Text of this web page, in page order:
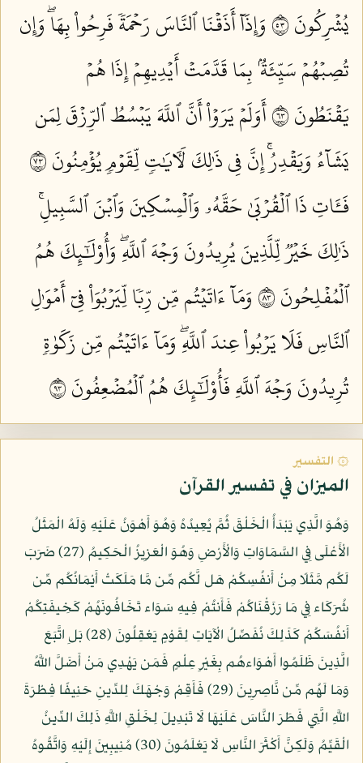
يُشۡرِكُونَ ٣٥
وَإِذَآ أَذَقۡنَا ٱلنَّاسَ رَحۡمَةٗ فَرِحُواْ بِهَاۖ وَإِن
تُصِبۡهُمۡ سَيِّئَةُۢ بِمَا قَدَّمَتۡ أَيۡدِيهِمۡ إِذَا هُمۡ
يَقۡنَطُونَ ٣٦
أَوَلَمۡ يَرَوۡاْ أَنَّ ٱللَّهَ يَبۡسُطُ ٱلرِّزۡقَ لِمَن
يَشَآءُ وَيَقۡدِرُۚ إِنَّ فِي ذَٰلِكَ لَأٓيَٰتٖ لِّقَوۡمٖ يُؤۡمِنُونَ ٣٧
فَـَٔاتِ ذَا ٱلۡقُرۡبَىٰ حَقَّهُۥ وَٱلۡمِسۡكِينَ وَٱبۡنَ ٱلسَّبِيلِۚ
ذَٰلِكَ خَيۡرٞ لِّلَّذِينَ يُرِيدُونَ وَجۡهَ ٱللَّهِۖ وَأُوْلَٰٓئِكَ هُمُ
ٱلۡمُفۡلِحُونَ ٣٨
وَمَآ ءَاتَيۡتُم مِّن رِّبٗا لِّيَرۡبُوَاْ فِيٓ أَمۡوَٰلِ
ٱلنَّاسِ فَلَا يَرۡبُواْ عِندَ ٱللَّهِۖ وَمَآ ءَاتَيۡتُم مِّن زَكَوٰةٖ
تُرِيدُونَ وَجۡهَ ٱللَّهِ فَأُوْلَٰٓئِكَ هُمُ ٱلۡمُضۡعِفُونَ ٣٩
۞ التفسير
الميزان في تفسير القرآن
وَهُوَ الَّذِي يَبْدَأُ الْخَلْقَ ثُمَّ يُعِيدُهُ وَهُوَ أَهْوَنُ عَلَيْهِ وَلَهُ الْمَثَلُ
الْأَعْلَى فِي السَّمَاوَاتِ وَالْأَرْضِ وَهُوَ الْعَزِيزُ الْحَكِيمُ (27) ضَرَبَ
لَكُم مَّثَلًا مِنْ أَنفُسِكُمْ هَل لَّكُم مِّن مَّا مَلَكَتْ أَيْمَانُكُم مِّن
شُرَكَاء فِي مَا رَزَقْنَاكُمْ فَأَنتُمْ فِيهِ سَوَاء تَخَافُونَهُمْ كَخِيفَتِكُمْ
أَنفُسَكُمْ كَذَلِكَ نُفَصِّلُ الْآيَاتِ لِقَوْمٍ يَعْقِلُونَ (28) بَلِ اتَّبَعَ
الَّذِينَ ظَلَمُوا أَهْوَاءهُم بِغَيْرِ عِلْمٍ فَمَن يَهْدِي مَنْ أَضَلَّ اللَّهُ
وَمَا لَهُم مِّن نَّاصِرِينَ (29) فَأَقِمْ وَجْهَكَ لِلدِّينِ حَنِيفًا فِطْرَةَ
اللَّهِ الَّتِي فَطَرَ النَّاسَ عَلَيْهَا لَا تَبْدِيلَ لِخَلْقِ اللَّهِ ذَلِكَ الدِّينُ
الْقَيِّمُ وَلَكِنَّ أَكْثَرَ النَّاسِ لَا يَعْلَمُونَ (30) مُنِيبِينَ إِلَيْهِ وَاتَّقُوهُ